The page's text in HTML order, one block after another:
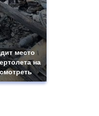
место
на